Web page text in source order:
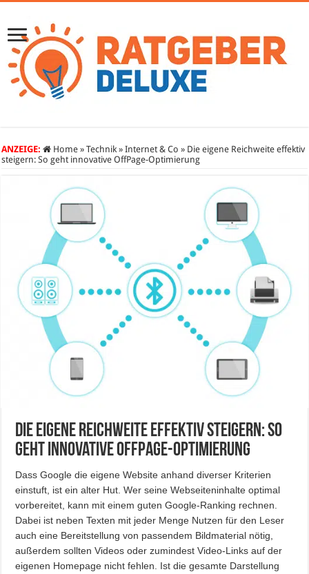
ANZEIGE: Home » Technik » Internet & Co » Die eigene Reichweite effektiv
steigern: So geht innovative OffPage-Optimierung
Die eigene Reichweite effektiv steigern: So
geht innovative OffPage-Optimierung
Dass Google die eigene Website anhand diverser Kriterien
einstuft, ist ein alter Hut. Wer seine Webseiteninhalte optimal
vorbereitet, kann mit einem guten Google-Ranking rechnen.
Dabei ist neben Texten mit jeder Menge Nutzen für den Leser
auch eine Bereitstellung von passendem Bildmaterial nötig,
außerdem sollten Videos oder zumindest Video-Links auf der
eigenen Homepage nicht fehlen. Ist die gesamte Darstellung